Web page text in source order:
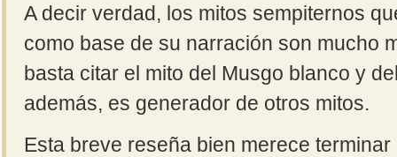
A decir verdad, los mitos sempiternos
como base de su narración son mucho
basta citar el mito del Musgo blanco y
además, es generador de otros mitos.
Esta breve reseña bien merece